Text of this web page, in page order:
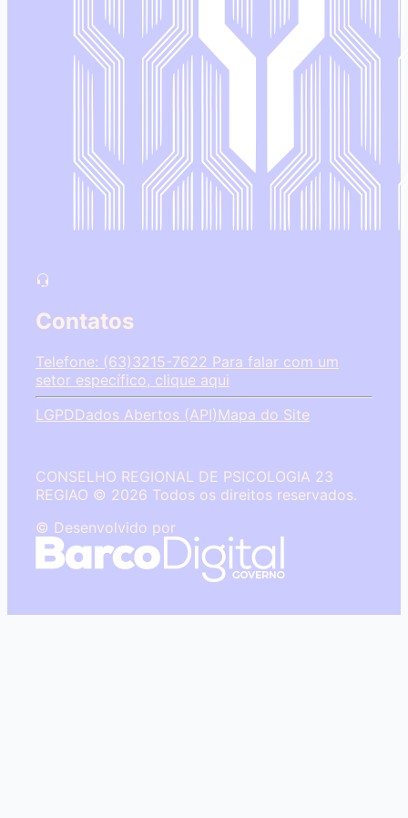
Contatos
Telefone: (63)3215-7622 Para falar com um
setor específico, clique aqui
LGPDDados Abertos (API)Mapa do Site
CONSELHO REGIONAL DE PSICOLOGIA 23
REGIAO © 2026 Todos os direitos reservados.
© Desenvolvido por